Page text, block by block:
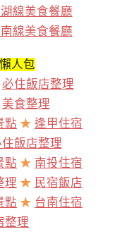
線美食餐廳
線美食餐廳
人包
必住飯店整理
美食整理
點 ★ 逢甲住宿
飯店整理
點 ★ 南投住宿
理 ★ 民宿飯店
點 ★ 台南住宿
整理